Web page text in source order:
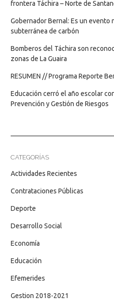
frontera Táchira – Norte de
Gobernador Bernal: Es un evento
subterránea de carbón
Bomberos del Táchira son
zonas de La Guaira
RESUMEN // Programa Reporte
Educación cerró el año escolar
Prevención y Gestión de Riesgos
CATEGORÍAS
Actividades Recientes
Contrataciones Públicas
Deporte
Desarrollo Social
Economía
Educación
Efemerides
Gestion 2018-2021